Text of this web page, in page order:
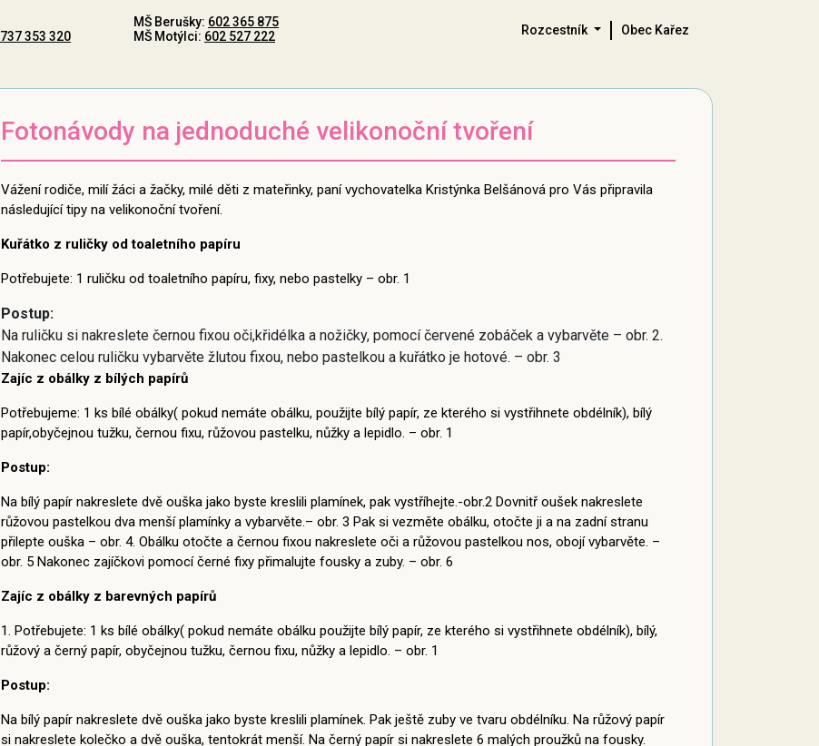
737 353 320
MŠ Berušky: 602 365 875
MŠ Motýlci: 602 527 222 Rozcestník Obec Kařez
Fotonávody na jednoduché velikonoční tvoření
Vážení rodiče, milí žáci a žačky, milé děti z mateřinky, paní vychovatelka Kristýnka Belšánová pro Vás připravila
následující tipy na velikonoční tvoření.
Kuřátko z ruličky od toaletního papíru
Potřebujete: 1 ruličku od toaletního papíru, fixy, nebo pastelky – obr. 1
Postup:
Na ruličku si nakreslete černou fixou oči,křidélka a nožičky, pomocí červené zobáček a vybarvěte – obr. 2.
Nakonec celou ruličku vybarvěte žlutou fixou, nebo pastelkou a kuřátko je hotové. – obr. 3
Zajíc z obálky z bílých papírů
Potřebujeme: 1 ks bílé obálky( pokud nemáte obálku, použijte bílý papír, ze kterého si vystřihnete obdélník), bílý
papír,obyčejnou tužku, černou fixu, růžovou pastelku, nůžky a lepidlo. – obr. 1
Postup:
Na bílý papír nakreslete dvě ouška jako byste kreslili plamínek, pak vystříhejte.-obr.2 Dovnitř oušek nakreslete
růžovou pastelkou dva menší plamínky a vybarvěte.– obr. 3 Pak si vezměte obálku, otočte ji a na zadní stranu
přilepte ouška – obr. 4. Obálku otočte a černou fixou nakreslete oči a růžovou pastelkou nos, obojí vybarvěte. –
obr. 5 Nakonec zajíčkovi pomocí černé fixy přimalujte fousky a zuby. – obr. 6
Zajíc z obálky z barevných papírů
1. Potřebujete: 1 ks bílé obálky( pokud nemáte obálku použijte bílý papír, ze kterého si vystřihnete obdélník), bílý,
růžový a černý papír, obyčejnou tužku, černou fixu, nůžky a lepidlo. – obr. 1
Postup:
Na bílý papír nakreslete dvě ouška jako byste kreslili plamínek. Pak ještě zuby ve tvaru obdélníku. Na růžový papír
si nakreslete kolečko a dvě ouška, tentokrát menší. Na černý papír si nakreslete 6 malých proužků na fousky.